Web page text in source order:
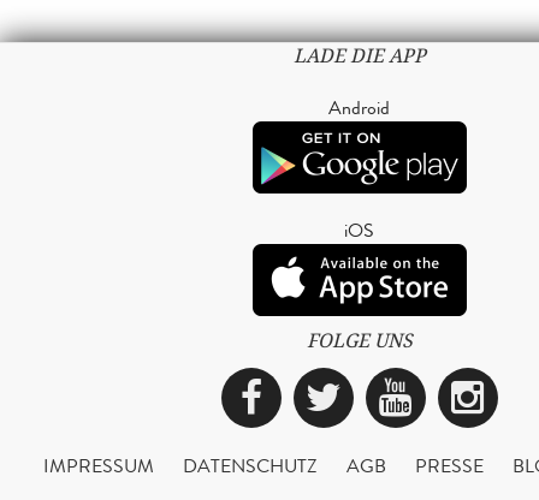
LADE DIE APP
Android
iOS
FOLGE UNS
Facebook
Twitter
IMPRESSUM DATENSCHUTZ AGB PRESSE